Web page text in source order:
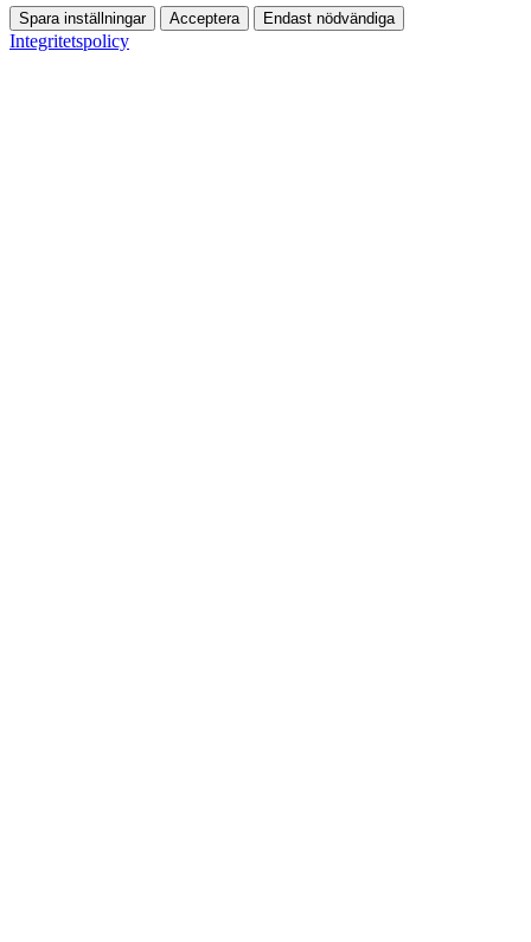
Spara inställningar Acceptera Endast nödvändiga
Integritetspolicy